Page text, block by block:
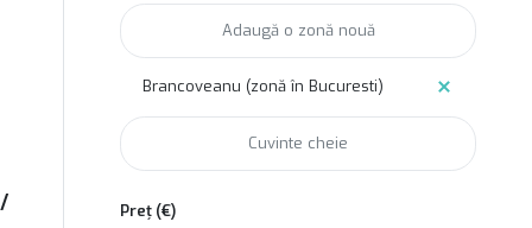
Brancoveanu (zonă în Bucuresti)
Preț (€)